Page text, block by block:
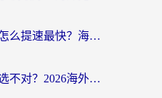
英国打欢乐麻将全集怎么提速最快？海外党亲测有效的国服游戏加速指南
国外地铁跑酷加速器选不对？2026海外玩家必看的国服游戏加速全攻略